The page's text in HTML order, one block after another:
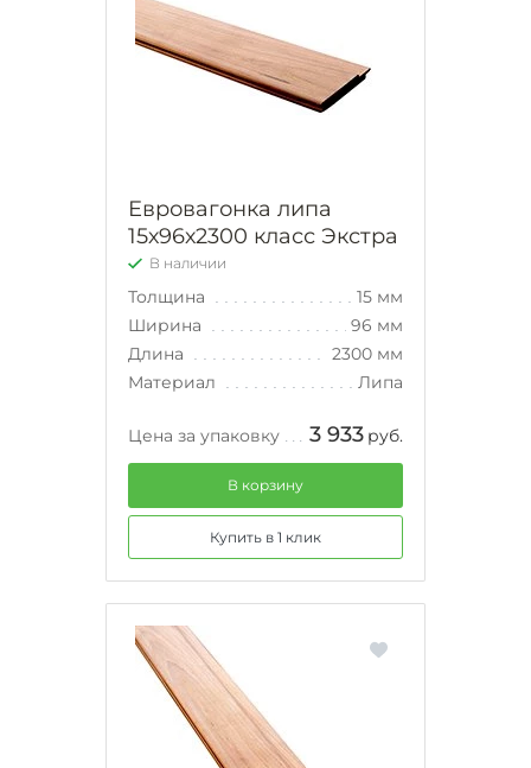
Евровагонка липа
15х96х2300 класс Экстра
В наличии
Толщина
15 мм
Ширина
96 мм
Длина
2300 мм
Материал
Липа
Цена за упаковку 3 933 руб.
В корзину
Купить в 1 клик